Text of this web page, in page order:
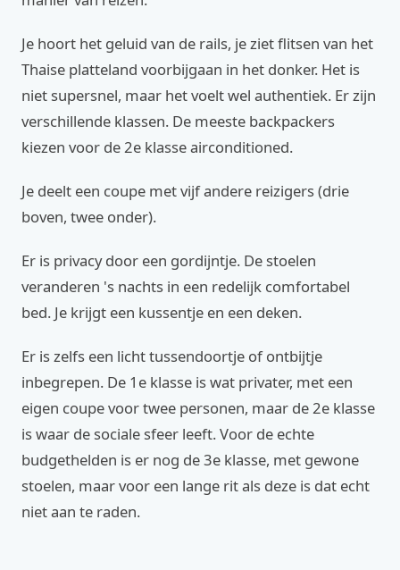
Je hoort het geluid van de rails, je ziet flitsen van het
Thaise platteland voorbijgaan in het donker. Het is
niet supersnel, maar het voelt wel authentiek. Er zijn
verschillende klassen. De meeste backpackers
kiezen voor de 2e klasse airconditioned.
Je deelt een coupe met vijf andere reizigers (drie
boven, twee onder).
Er is privacy door een gordijntje. De stoelen
veranderen 's nachts in een redelijk comfortabel
bed. Je krijgt een kussentje en een deken.
Er is zelfs een licht tussendoortje of ontbijtje
inbegrepen. De 1e klasse is wat privater, met een
eigen coupe voor twee personen, maar de 2e klasse
is waar de sociale sfeer leeft. Voor de echte
budgethelden is er nog de 3e klasse, met gewone
stoelen, maar voor een lange rit als deze is dat echt
niet aan te raden.